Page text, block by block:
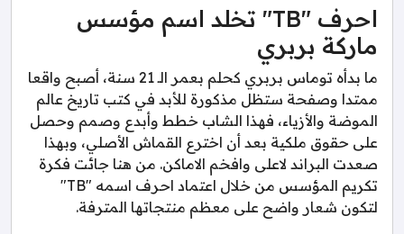
احرف "TB" تخلد اسم مؤسس
ماركة بربري
ما بدأه توماس بربري كحلم بعمر الـ 21 سنة، أصبح واقعا
ممتدا وصفحة ستظل مذكورة للأبد في كتب تاريخ عالم
الموضة والأزياء، فهذا الشاب خطط وأبدع وصمم وحصل
على حقوق ملكية بعد أن اخترع القماش الأصلي، وبهذا
صعدت البراند لاعلى وافخم الاماكن. من هنا جائت فكرة
تكريم المؤسس من خلال اعتماد احرف اسمه "TB"
لتكون شعار واضح على معظم منتجاتها المترفة.